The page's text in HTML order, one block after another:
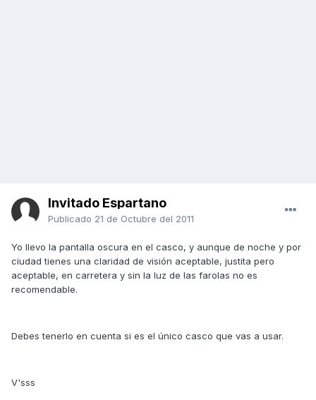
Invitado Espartano
Publicado 21 de Octubre del 2011
Yo llevo la pantalla oscura en el casco, y aunque de noche y por
ciudad tienes una claridad de visión aceptable, justita pero
aceptable, en carretera y sin la luz de las farolas no es
recomendable.
Debes tenerlo en cuenta si es el único casco que vas a usar.
V'sss